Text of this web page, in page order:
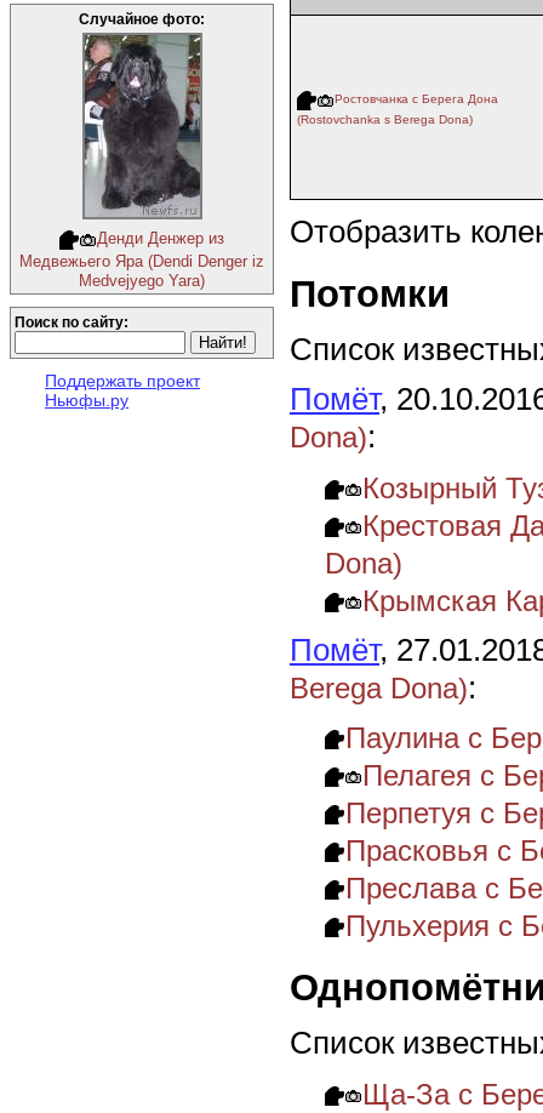
Случайное фото:
Денди Денжер из
Медвежьего Яра (Dendi Denger iz
Medvejyego Yara)
Поиск по сайту:
Поддержать проект
Ньюфы.ру
Ростовчанка с Берега Дона
(Rostovchanka s Berega Dona)
Отобразить
Потомки
Список
Помёт,
Dona):
Козырный
Крестовая
Dona)
Крымская
Помёт,
Berega Dona):
Паулина с
Пелагея с
Перпетуя с
Прасковья с
Преслава с
Пульхерия с
Список
Ща-За с